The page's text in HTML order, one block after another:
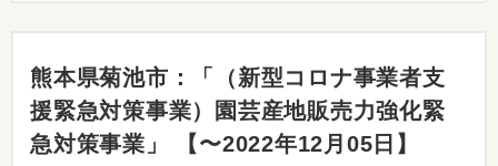
熊本県菊池市：「（新型コロナ事業者支
援緊急対策事業）園芸産地販売力強化緊
急対策事業」 【〜2022年12月05日】